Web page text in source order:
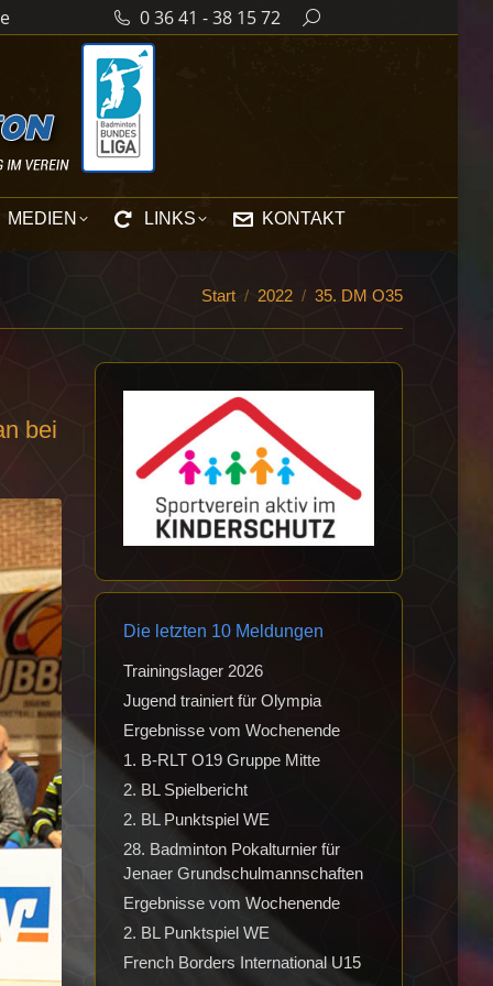
0 36 41 - 38 15 72 Search:
MEDIEN LINKS KONTAKT
Sie befinden sich hier:
Start 2022 35. DM O35
bei
Die letzten 10 Meldungen
Trainingslager 2026
Jugend trainiert für Olympia
Ergebnisse vom Wochenende
1. B-RLT O19 Gruppe Mitte
2. BL Spielbericht
2. BL Punktspiel WE
28. Badminton Pokalturnier für
Jenaer Grundschulmannschaften
Ergebnisse vom Wochenende
2. BL Punktspiel WE
French Borders International U15